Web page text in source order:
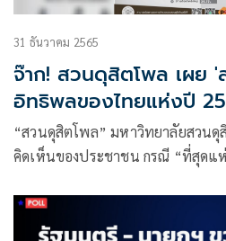
31 ธันวาคม 2565
จ๊าก! สวนดุสิตโพล เผย '
อิทธิพลของไทยแห่งปี
“สวนดุสิตโพล” มหาวิทยาลัยสวนดุ
คิดเห็นของประชาชน กรณี “ที่สุดแ